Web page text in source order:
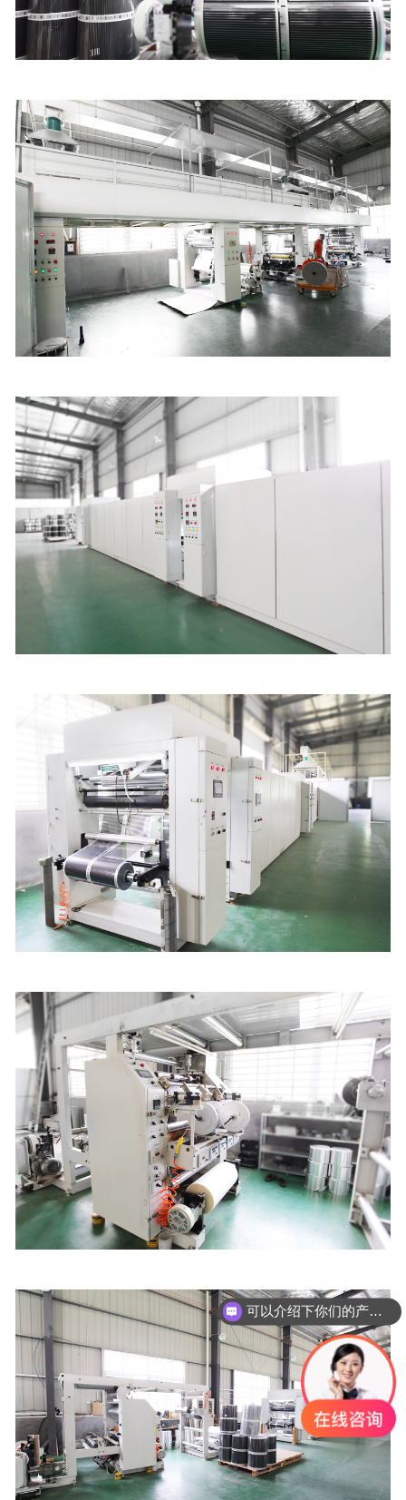
可以介绍下你们的产品么？